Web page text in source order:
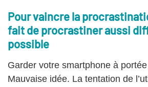
Pour vaincre la
fait de procrastiner aussi
possible
Garder votre smartphone à
Mauvaise idée. La tentation de